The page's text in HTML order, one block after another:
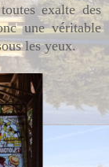
exalte des
une véritable
les yeux.